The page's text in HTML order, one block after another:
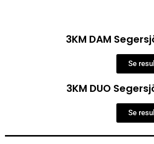
3KM DAM
Se
3KM DUO
Se